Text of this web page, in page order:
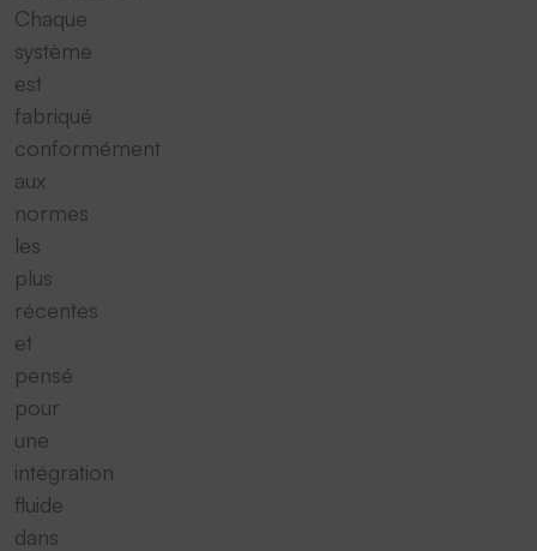
Chaque
système
est
fabriqué
conformément
aux
normes
les
plus
récentes
et
pensé
pour
une
intégration
fluide
dans